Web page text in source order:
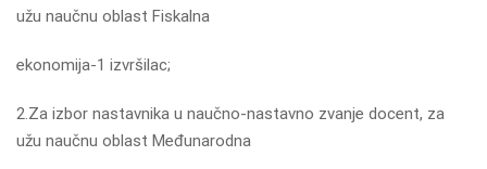
užu naučnu oblast Fiskalna
ekonomija-1 izvršilac;
2.Za izbor nastavnika u naučno-nastavno zvanje docent, za
užu naučnu oblast Međunarodna